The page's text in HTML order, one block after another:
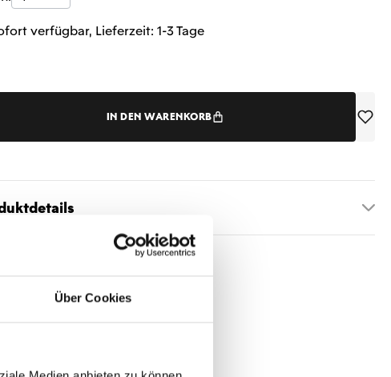
Über Cookies
verfügbar, Lieferzeit: 1-3 Tage
IN DEN WARENKORB